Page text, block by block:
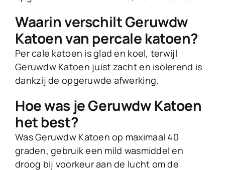
Waarin verschilt Geruwdw
Katoen van percale katoen?
Per cale katoen is glad en koel, terwijl
Geruwdw Katoen juist zacht en isolerend is
dankzij de opgeruwde afwerking.
Hoe was je Geruwdw Katoen
het best?
Was Geruwdw Katoen op maximaal 40
graden, gebruik een mild wasmiddel en
droog bij voorkeur aan de lucht om de